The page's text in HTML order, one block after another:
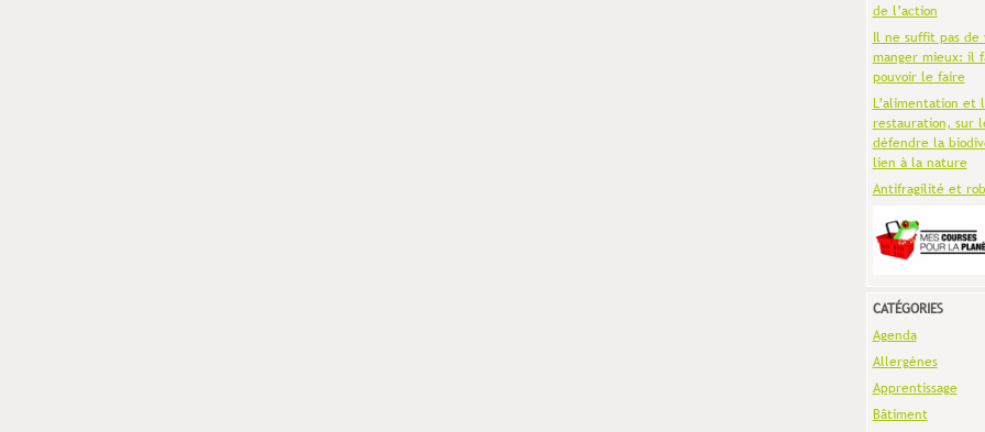
de l’action
Il ne suffit pas de
manger mieux: il
pouvoir le faire
L’alimentation et
restauration, sur
défendre la
lien à la nature
Antifragilité et
CATÉGORIES
Agenda
Allergènes
Apprentissage
Bâtiment